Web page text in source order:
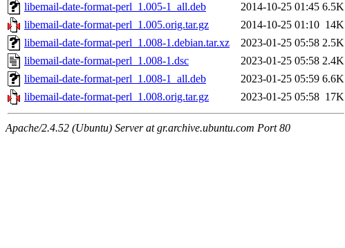
libemail-date-format-perl_1.005-1_all.deb
2014-10-25 01:45 6.5K
libemail-date-format-perl_1.005.orig.tar.gz
2014-10-25 01:10 14K
libemail-date-format-perl_1.008-1.debian.tar.xz
2023-01-25 05:58 2.5K
libemail-date-format-perl_1.008-1.dsc
2023-01-25 05:58 2.4K
libemail-date-format-perl_1.008-1_all.deb
2023-01-25 05:59 6.6K
libemail-date-format-perl_1.008.orig.tar.gz
2023-01-25 05:58 17K
Apache/2.4.52 (Ubuntu) Server at gr.archive.ubuntu.com Port 80